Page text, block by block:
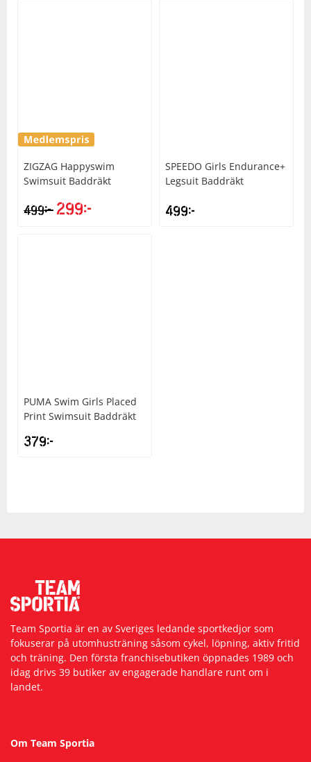
ZIGZAG Happyswim
Swimsuit Baddräkt
499kr 299kr
SPEEDO Girls Endurance+
Legsuit Baddräkt
499kr
PUMA Swim Girls Placed
Print Swimsuit Baddräkt
379kr
Team Sportia är en av Sveriges ledande sportkedjor som
fokuserar på utomhusträning såsom cykel, löpning, aktiv fritid
och träning. Den första franchisebutiken öppnades 1989 och
idag drivs 39 butiker av engagerade handlare runt om i
landet.
Om Team Sportia